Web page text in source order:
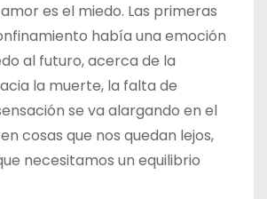
es el miedo. Las primeras
había una emoción
al futuro, acerca de la
la muerte, la falta de
se va alargando en el
cosas que nos quedan lejos,
necesitamos un equilibrio